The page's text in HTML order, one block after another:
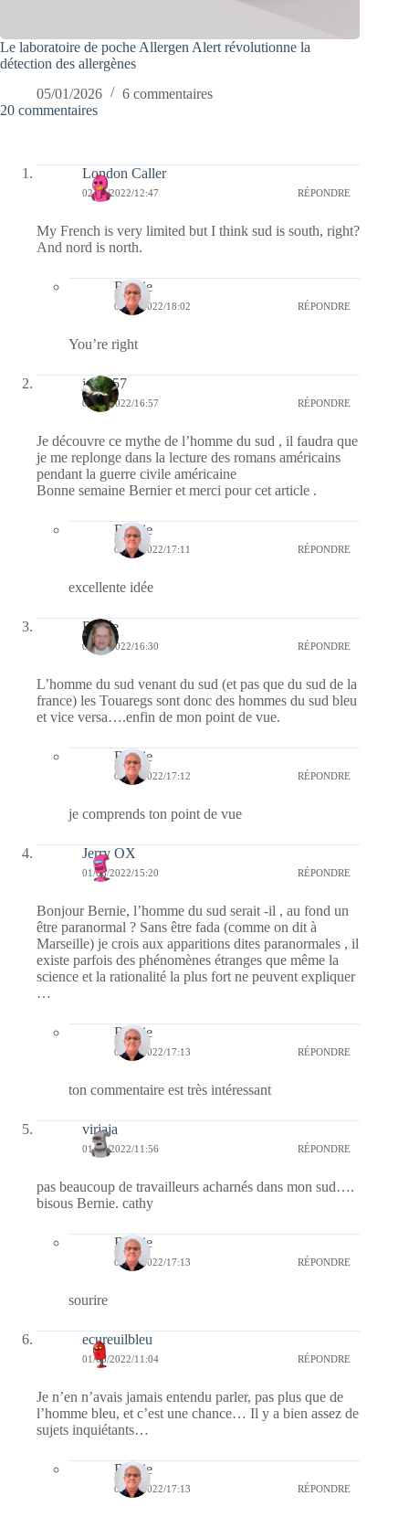
Le laboratoire de poche Allergen Alert révolutionne la
détection des allergènes
05/01/2026
6 commentaires
20 commentaires
London Caller
02/08/2022/12:47 RÉPONDRE
My French is very limited but I think sud is south, right?
And nord is north.
Bernie
02/08/2022/18:02 RÉPONDRE
You’re right
jazzy57
01/08/2022/16:57 RÉPONDRE
Je découvre ce mythe de l’homme du sud , il faudra que
je me replonge dans la lecture des romans américains
pendant la guerre civile américaine
Bonne semaine Bernier et merci pour cet article .
Bernie
01/08/2022/17:11 RÉPONDRE
excellente idée
Renée
01/08/2022/16:30 RÉPONDRE
L’homme du sud venant du sud (et pas que du sud de la
france) les Touaregs sont donc des hommes du sud bleu
et vice versa….enfin de mon point de vue.
Bernie
01/08/2022/17:12 RÉPONDRE
je comprends ton point de vue
Jerry OX
01/08/2022/15:20 RÉPONDRE
Bonjour Bernie, l’homme du sud serait -il , au fond un
être paranormal ? Sans être fada (comme on dit à
Marseille) je crois aux apparitions dites paranormales , il
existe parfois des phénomènes étranges que même la
science et la rationalité la plus fort ne peuvent expliquer
…
Bernie
01/08/2022/17:13 RÉPONDRE
ton commentaire est très intéressant
virjaja
01/08/2022/11:56 RÉPONDRE
pas beaucoup de travailleurs acharnés dans mon sud….
bisous Bernie. cathy
Bernie
01/08/2022/17:13 RÉPONDRE
sourire
ecureuilbleu
01/08/2022/11:04 RÉPONDRE
Je n’en n’avais jamais entendu parler, pas plus que de
l’homme bleu, et c’est une chance… Il y a bien assez de
sujets inquiétants…
Bernie
01/08/2022/17:13 RÉPONDRE